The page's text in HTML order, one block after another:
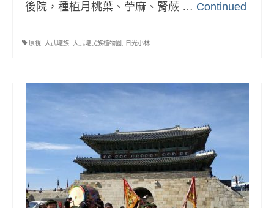
後院，種植月桃葉、苧麻、腎蕨 … Continued
原視 大武壠族 大武壠民族植物園 日光小林